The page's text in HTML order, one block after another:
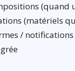
(matériels
/ notifications